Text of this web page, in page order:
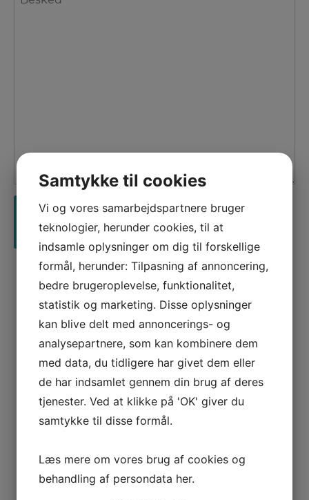
Samtykke til cookies
Vi og vores samarbejdspartnere bruger
teknologier, herunder cookies, til at
indsamle oplysninger om dig til forskellige
formål, herunder: Tilpasning af annoncering,
bedre brugeroplevelse, funktionalitet,
statistik og marketing. Disse oplysninger
kan blive delt med annoncerings- og
analysepartnere, som kan kombinere dem
med data, du tidligere har givet dem eller
de har indsamlet gennem din brug af deres
tjenester. Ved at klikke på 'OK' giver du
samtykke til disse formål.
Læs mere om vores brug af cookies og
behandling af persondata her.